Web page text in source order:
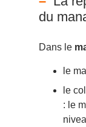
du
Dans le
le
le
: le